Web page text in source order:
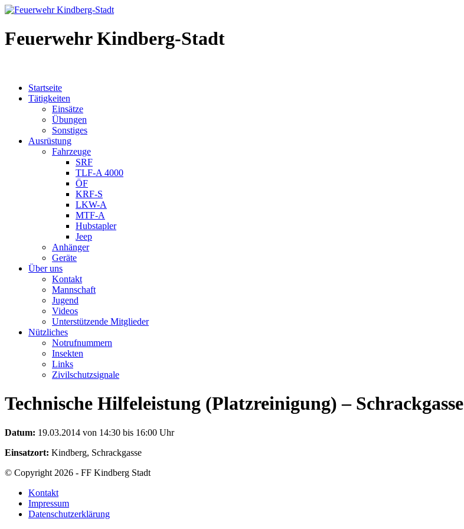
Feuerwehr Kindberg-Stadt
Startseite
Tätigkeiten
Einsätze
Übungen
Sonstiges
Ausrüstung
Fahrzeuge
SRF
TLF-A 4000
ÖF
KRF-S
LKW-A
MTF-A
Hubstapler
Jeep
Anhänger
Geräte
Über uns
Kontakt
Mannschaft
Jugend
Videos
Unterstützende Mitglieder
Nützliches
Notrufnummern
Insekten
Links
Zivilschutzsignale
Technische Hilfeleistung (Platzreinigung) – Schrackgasse
Datum: 19.03.2014 von 14:30 bis 16:00 Uhr
Einsatzort: Kindberg, Schrackgasse
© Copyright 2026 - FF Kindberg Stadt
Kontakt
Impressum
Datenschutzerklärung